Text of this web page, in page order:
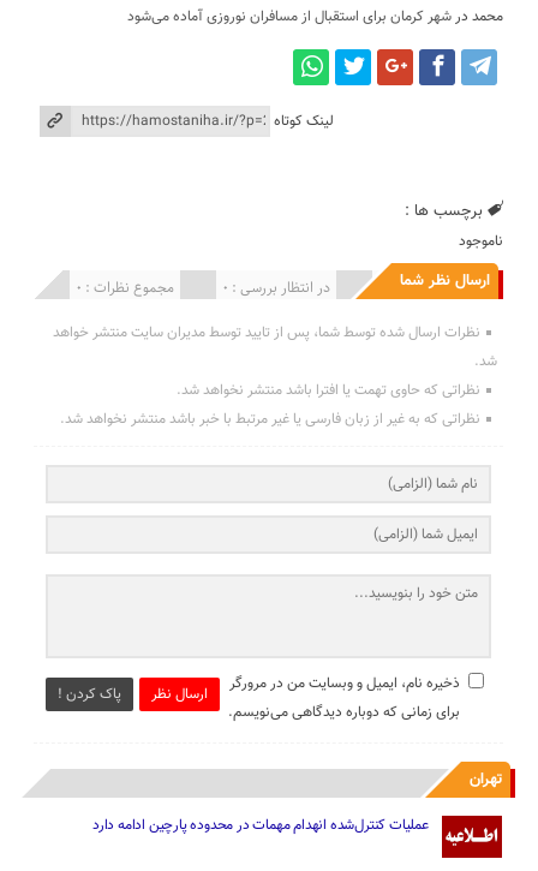
محمد درشهر کرمان برای استقبال از مسافران نوروزی آماده می‌شود
لینک کوتاه
برچسب ها :
ناموجود
ارسال نظر شما مجموع نظرات : 0 در انتظار بررسی : 0 انتشار یافته : 0
نظرات ارسال شده توسط شما، پس از تایید توسط مدیران سایت منتشر خواهد
شد.
نظراتی که حاوی تهمت یا افترا باشد منتشر نخواهد شد.
نظراتی که به غیر از زبان فارسی یا غیر مرتبط با خبر باشد منتشر نخواهد شد.
ارسال نظر پاک کردن !
ذخیره نام، ایمیل و وبسایت من در مرورگر
برای زمانی که دوباره دیدگاهی می‌نویسم.
تهران
عملیات کنترل‌شده انهدام مهمات در محدوده پارچین ادامه دارد